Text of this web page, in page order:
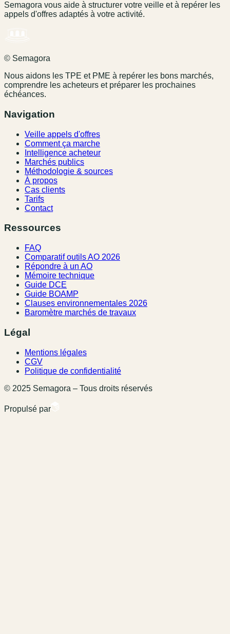
Semagora vous aide à structurer votre veille et à repérer les
appels d'offres adaptés à votre activité.
© Semagora
Nous aidons les TPE et PME à repérer les bons marchés,
comprendre les acheteurs et préparer les prochaines
échéances.
Navigation
Veille appels d'offres
Comment ça marche
Intelligence acheteur
Marchés publics
Méthodologie & sources
À propos
Cas clients
Tarifs
Contact
Ressources
FAQ
Comparatif outils AO 2026
Répondre à un AO
Mémoire technique
Guide DCE
Guide BOAMP
Clauses environnementales 2026
Baromètre marchés de travaux
Légal
Mentions légales
CGV
Politique de confidentialité
© 2025 Semagora – Tous droits réservés
Propulsé par